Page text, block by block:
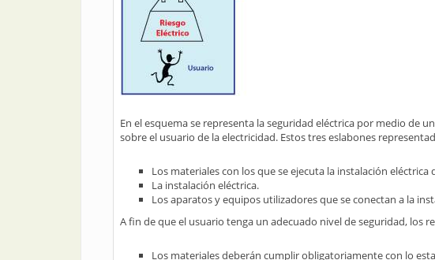
En el esquema se representa la seguridad eléctrica por medio de
sobre el usuario de la electricidad. Estos tres eslabones
Los materiales con los que se ejecuta la instalación eléctrica
La instalación eléctrica.
Los aparatos y equipos utilizadores que se conectan a la
A fin de que el usuario tenga un adecuado nivel de seguridad, los
Los materiales deberán cumplir obligatoriamente con lo